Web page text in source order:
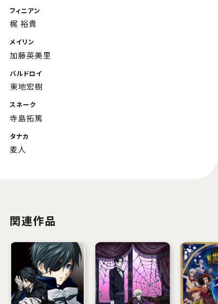
フィニアン
梶 裕貴
メイリン
加藤英美里
バルドロイ
東地宏樹
スネーク
寺島拓篤
タナカ
麦人
関連作品